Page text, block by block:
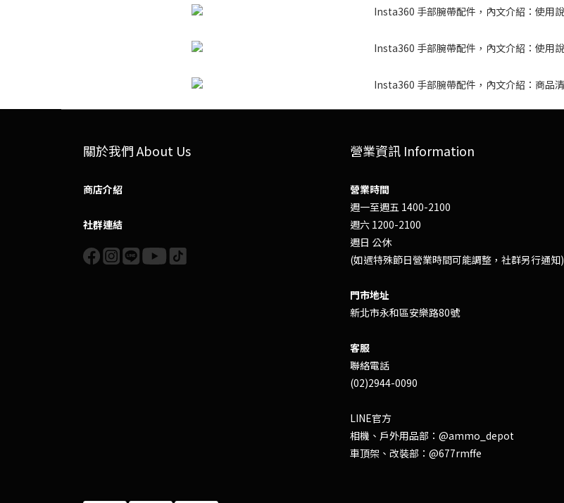
關於我們 About Us
商店介紹
社群連結
營業資訊 Information
營業時間
週一至週五 1400-2100
週六 1200-2100
週日 公休
(如遇特殊節日營業時間可能調整，社群另行通知)
門市地址
新北市永和區安樂路80號
客服
聯絡電話
(02)2944-0090
LINE官方
相機、戶外用品部：@ammo_depot
車頂架、改裝部：@677rmffe